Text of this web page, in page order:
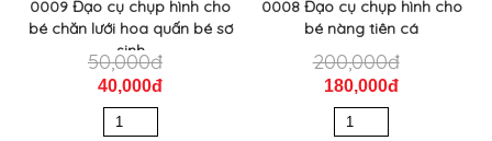
0009 Đạo cụ chụp hình cho
bé chăn lưới hoa quấn bé sơ
sinh
50,000đ
40,000đ
0008 Đạo cụ chụp hình cho
bé nàng tiên cá
200,000đ
180,000đ